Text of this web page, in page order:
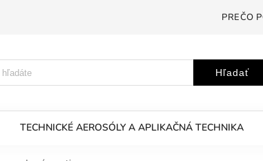
PREČO
Hľadať
TECHNICKÉ AEROSÓLY A APLIKAČNÁ TECHNIKA